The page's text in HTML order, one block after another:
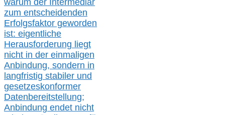
zum entscheidenden
Erfolgsfaktor geworden
ist: eigentliche
Herausforderung liegt
nicht in der einmaligen
Anbindung, sondern in
langfristig stabiler und
gesetzeskonformer
Datenbereitstellung;
Anbindung endet nicht